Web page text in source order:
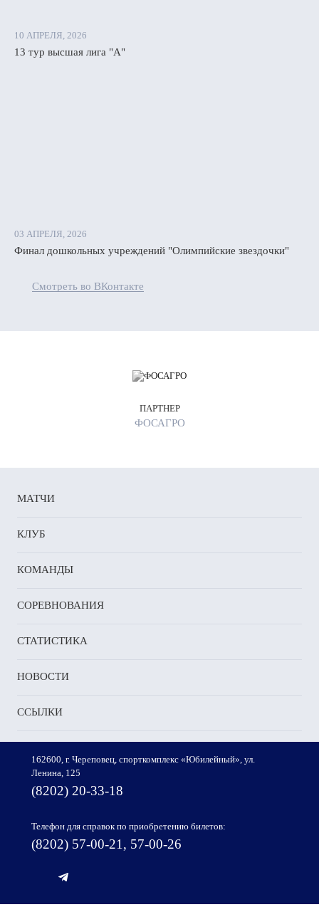
10 АПРЕЛЯ, 2026
13 тур высшая лига "А"
03 АПРЕЛЯ, 2026
Финал дошкольных учреждений "Олимпийские звездочки"
Смотреть во ВКонтакте
ПАРТНЕР
ФОСАГРО
МАТЧИ
КЛУБ
КОМАНДЫ
СОРЕВНОВАНИЯ
СТАТИСТИКА
НОВОСТИ
ССЫЛКИ
162600, г. Череповец, спорткомплекс «Юбилейный», ул.
Ленина, 125
(8202) 20-33-18
Телефон для справок по приобретению билетов:
(8202) 57-00-21, 57-00-26